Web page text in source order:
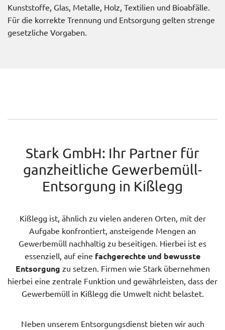
Kunststoffe, Glas, Metalle, Holz, Textilien und Bioabfälle.
Für die korrekte Trennung und Entsorgung gelten strenge
gesetzliche Vorgaben.
Stark GmbH: Ihr Partner für
ganzheitliche Gewerbemüll-
Entsorgung in Kißlegg
Kißlegg ist, ähnlich zu vielen anderen Orten, mit der
Aufgabe konfrontiert, ansteigende Mengen an
Gewerbemüll nachhaltig zu beseitigen. Hierbei ist es
essenziell, auf eine fachgerechte und bewusste
Entsorgung zu setzen. Firmen wie Stark übernehmen
hierbei eine zentrale Funktion und gewährleisten, dass der
Gewerbemüll in Kißlegg die Umwelt nicht belastet.
Neben unserem Entsorgungsdienst bieten wir auch